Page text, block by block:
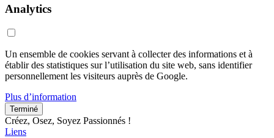
Analytics
Un ensemble de cookies servant à collecter des informations et à
établir des statistiques sur l’utilisation du site web, sans identifier
personnellement les visiteurs auprès de Google.
Plus d’information
Terminé
Créez, Osez, Soyez Passionnés !
Liens